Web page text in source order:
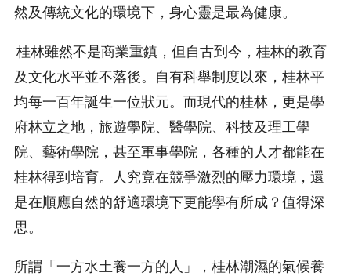
然及傳統文化的環境下，身心靈是最為健康。
桂林雖然不是商業重鎮，但自古到今，桂林的教育
及文化水平並不落後。自有科舉制度以來，桂林平
均每一百年誕生一位狀元。而現代的桂林，更是學
府林立之地，旅遊學院、醫學院、科技及理工學
院、藝術學院，甚至軍事學院，各種的人才都能在
桂林得到培育。人究竟在競爭激烈的壓力環境，還
是在順應自然的舒適環境下更能學有所成？值得深
思。
所謂「一方水土養一方的人」，桂林潮濕的氣候養